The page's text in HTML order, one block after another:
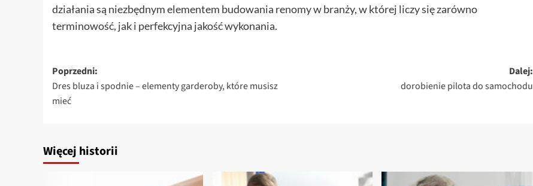
działania są niezbędnym elementem budowania renomy w branży, w której liczy się zarówno
terminowość, jak i perfekcyjna jakość wykonania.
Zobacz
wpisy
Poprzedni:
Dres bluza i spodnie – elementy garderoby, które musisz
mieć
Dalej:
dorobienie pilota do samochodu
Więcej historii